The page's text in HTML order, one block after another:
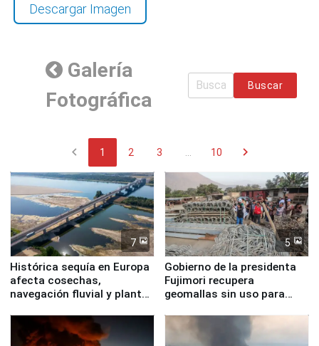
Descargar Imagen
Galería
Fotográfica
Buscar
chevron_left 1 2 3 10 chevron_right
7
Histórica sequía en Europa
afecta cosechas,
navegación fluvial y plantas
5
Gobierno de la presidenta
Fujimori recupera
geomallas sin uso para
Fenómeno El Niño